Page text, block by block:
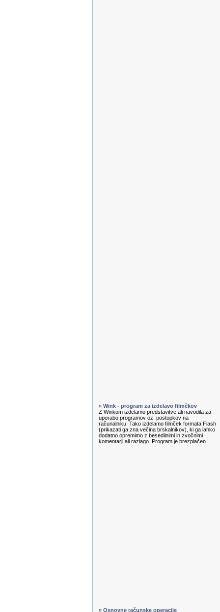
» Wink - program za izdelavo filmčkov
Z Winkom izdelamo predstavitve ali navodila za
uporabo programov oz. postopkov na
računalniku. Tako izdelamo filmček formata Flash
(prikazati ga zna večina brskalnikov), ki ga lahko
dodatno opremimo z besedilnimi in zvočnimi
komentarji ali razlago. Program je brezplačen.
» Osnovne računske operacije